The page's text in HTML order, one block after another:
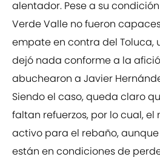
alentador. Pese a su
Verde Valle no fueron
empate en contra del Toluca,
dejó nada conforme a la
abuchearon a Javier
Siendo el caso, queda claro
faltan refuerzos, por lo cual,
activo para el rebaño,
están en condiciones de